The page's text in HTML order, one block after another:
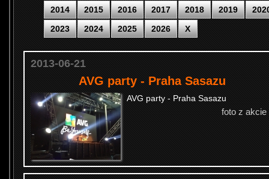
2014
2015 2016 2017 2018 2019
2023
2024 2025 2026 X
2013-06-21
AVG party - Praha Sasazu
AVG party - Praha Sasazu
foto z akcie